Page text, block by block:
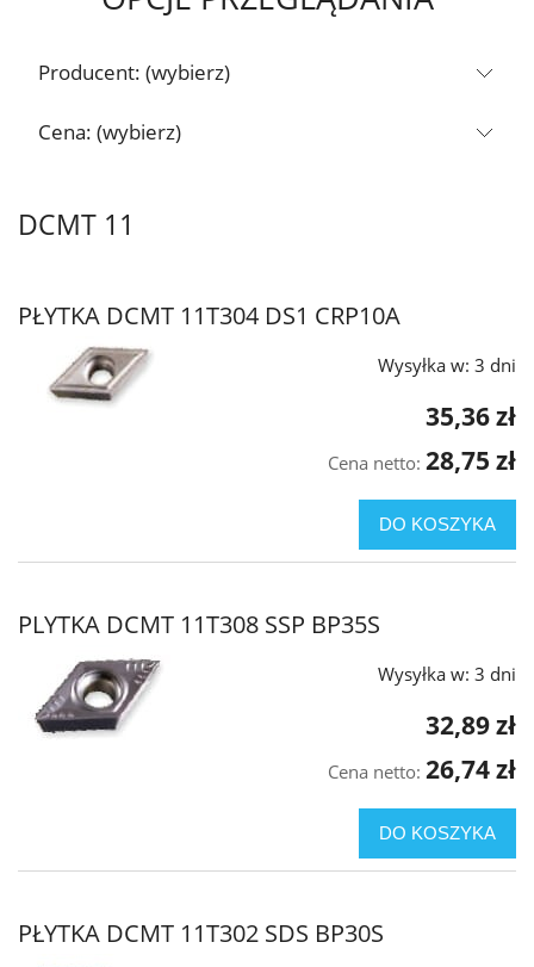
Producent: (wybierz)
Cena: (wybierz)
DCMT 11
PŁYTKA DCMT 11T304 DS1 CRP10A
Wysyłka w: 3 dni
35,36 zł
Cena netto: 28,75 zł
DO KOSZYKA
PLYTKA DCMT 11T308 SSP BP35S
Wysyłka w: 3 dni
32,89 zł
Cena netto: 26,74 zł
DO KOSZYKA
PŁYTKA DCMT 11T302 SDS BP30S